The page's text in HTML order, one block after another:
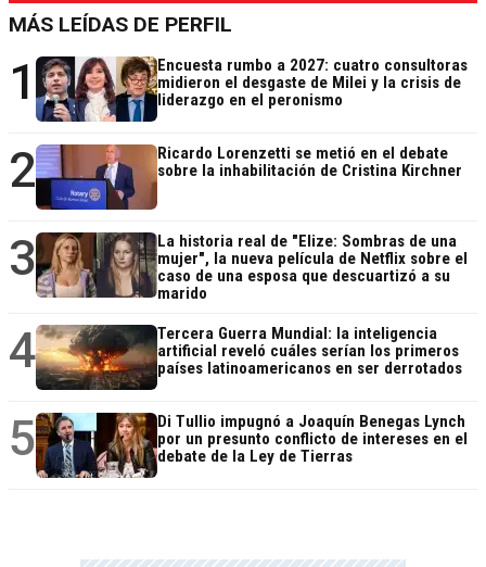
MÁS LEÍDAS DE PERFIL
1
Encuesta rumbo a 2027: cuatro consultoras
midieron el desgaste de Milei y la crisis de
liderazgo en el peronismo
2
Ricardo Lorenzetti se metió en el debate
sobre la inhabilitación de Cristina Kirchner
3
La historia real de "Elize: Sombras de una
mujer", la nueva película de Netflix sobre el
caso de una esposa que descuartizó a su
marido
4
Tercera Guerra Mundial: la inteligencia
artificial reveló cuáles serían los primeros
países latinoamericanos en ser derrotados
5
Di Tullio impugnó a Joaquín Benegas Lynch
por un presunto conflicto de intereses en el
debate de la Ley de Tierras